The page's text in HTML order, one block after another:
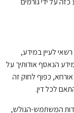
התשמ"א – 1981 הגולש רשאי לעיין במידע,
הנאסף אודותיך על
כפוף לחוק זה
לכל דין.
המשתמש-הגולש,